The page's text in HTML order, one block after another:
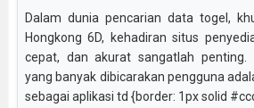
Dalam dunia pencarian data togel,
Hongkong 6D, kehadiran situs
cepat, dan akurat sangatlah
yang banyak dibicarakan pengguna
sebagai aplikasi td {border: 1px solid